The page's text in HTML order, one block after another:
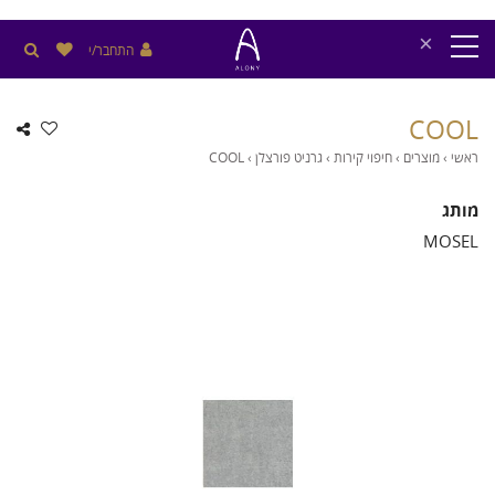
× התחבר/י
COOL
ראשי ›מוצרים ›חיפוי קירות › גרניט פורצלן›
COOL
מותג
MOSEL